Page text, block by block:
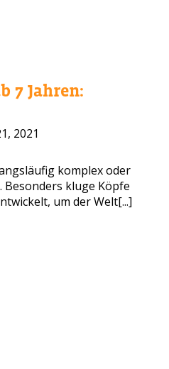
7 Jahren:
2021
komplex oder
Besonders kluge Köpfe
um der Welt[...]